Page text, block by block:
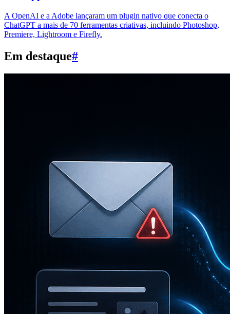
A OpenAI e a Adobe lançaram um plugin nativo que conecta o
ChatGPT a mais de 70 ferramentas criativas, incluindo Photoshop,
Premiere, Lightroom e Firefly.
Em destaque#